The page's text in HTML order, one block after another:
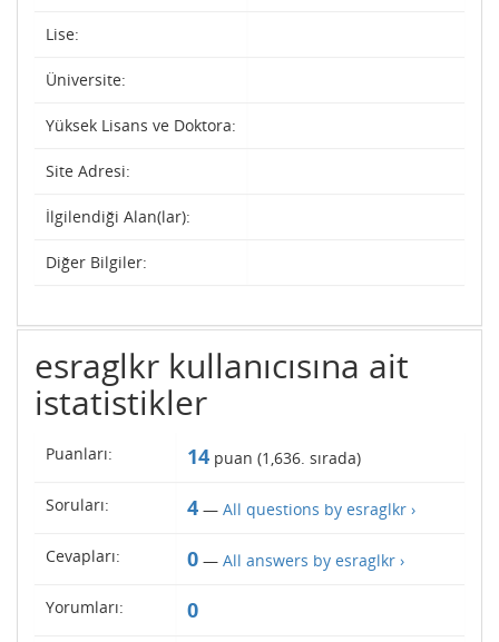
Lise:
Üniversite:
Yüksek Lisans ve Doktora:
Site Adresi:
İlgilendiği Alan(lar):
Diğer Bilgiler:
esraglkr kullanıcısına ait
istatistikler
Puanları: 14 puan (1,636. sırada)
Soruları: 4 — All questions by esraglkr ›
Cevapları: 0 — All answers by esraglkr ›
Yorumları: 0